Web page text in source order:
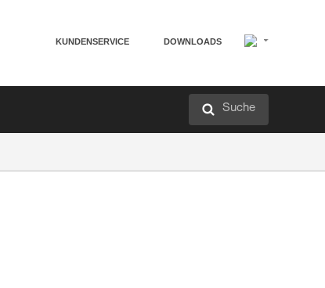
KUNDENSERVICE DOWNLOADS
Suche